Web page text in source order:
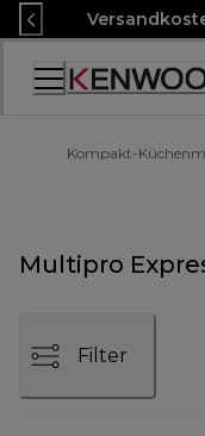
Skip
to
Content
Accessibility
Kompakt-
Multipro
Filter